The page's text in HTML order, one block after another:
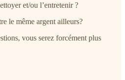
et/ou l’entretenir ?
le même argent ailleurs?
vous serez forcément plus